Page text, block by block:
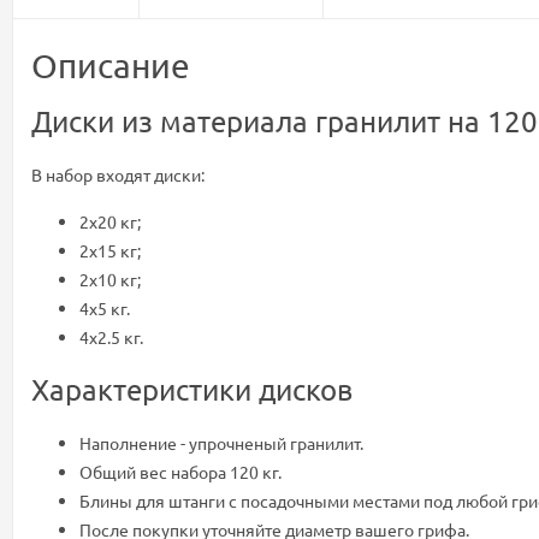
Описание
Диски из материала гранилит на
В набор входят диски:
2х20 кг;
2х15 кг;
2х10 кг;
4х5 кг.
4х2.5 кг.
Характеристики дисков
Наполнение - упрочненый гранилит.
Общий вес набора 120 кг.
Блины для штанги с посадочными местами под любой
После покупки уточняйте диаметр вашего грифа.